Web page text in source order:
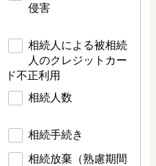
侵害
相続人による被相続
人のクレジットカー
ド不正利用
相続人数
相続手続き
相続放棄（熟慮期間